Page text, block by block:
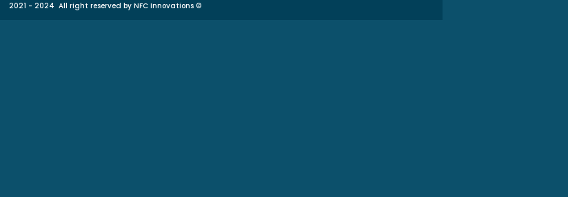
2021 - 2024 All right reserved by NFC Innovations ©